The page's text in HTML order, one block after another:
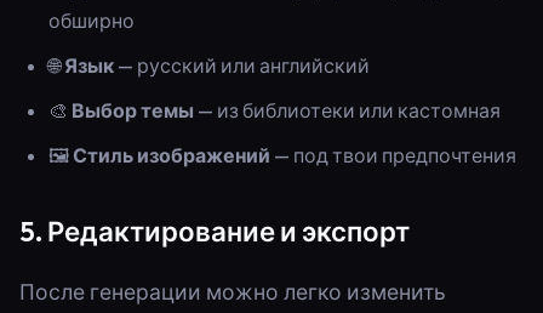
обширно
🌐Язык — русский или английский
🎨 Выбор темы — из библиотеки или кастомная
🖼️ Стиль изображений — под твои предпочтения
5. Редактирование и экспорт
После генерации можно легко изменить